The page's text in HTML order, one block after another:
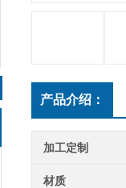
产品介绍：
加工定制
材质